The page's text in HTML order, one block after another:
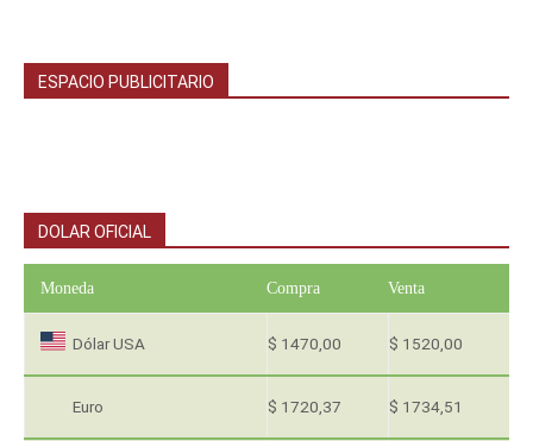
ESPACIO PUBLICITARIO
DOLAR OFICIAL
Moneda Compra Venta
Dólar USA $ 1470,00 $ 1520,00
Euro $ 1720,37 $ 1734,51